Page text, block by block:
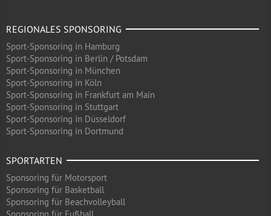
REGIONALES SPONSORING
Sport-Sponsoring in Hamburg
Sport-Sponsoring in Berlin / Potsdam
Sport-Sponsoring in München
Sport-Sponsoring in Köln
Sport-Sponsoring in Frankfurt am Main
Sport-Sponsoring in Stuttgart
Sport-Sponsoring in Düsseldorf
Sport-Sponsoring in Dortmund
SPORTARTEN
Sponsoring für Motorsport
Sponsoring für Basketball
Sponsoring für Beachvolleyball